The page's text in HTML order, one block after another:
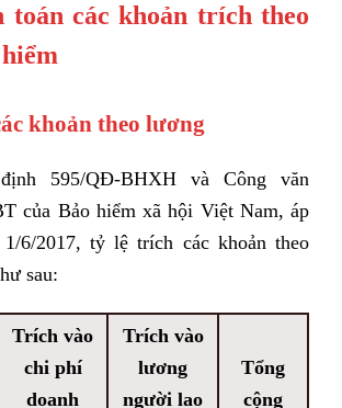
toán các khoản trích theo
khoản theo lương
595/QĐ-BHXH và Công văn
của Bảo hiểm xã hội Việt Nam, áp
6/2017, tỷ lệ trích các khoản theo
sau:
Trích vào
chi phí
doanh
Trích vào
lương
người lao
Tổng
cộng